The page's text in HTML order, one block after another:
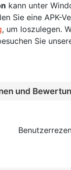
kann unter
Sie eine APK-
, um loszulegen.
Sie
und